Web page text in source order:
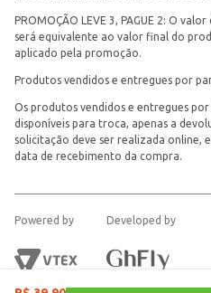
PROMOÇÃO LEVE 3, PAGUE 2: O
será equivalente ao valor final do
aplicado pela promoção.
Produtos vendidos e entregues por
Os produtos vendidos e entregues
disponíveis para troca, apenas a
solicitação deve ser realizada online,
data de recebimento da compra.
Powered by Developed by